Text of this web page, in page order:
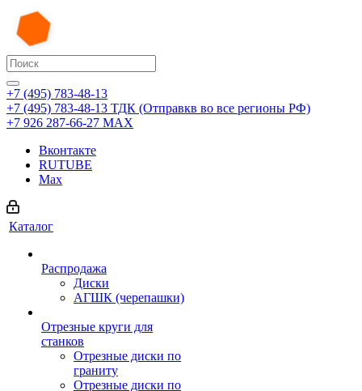
+7 (495) 783-48-13
+7 (495) 783-48-13 ТДК (Отправкв во все регионы РФ)
+7 926 287-66-27 МАХ
Вконтакте
RUTUBE
Max
Каталог
Распродажа
Диски
АГШК (черепашки)
Отрезные круги для
станков
Отрезные диски по
граниту
Отрезные диски по